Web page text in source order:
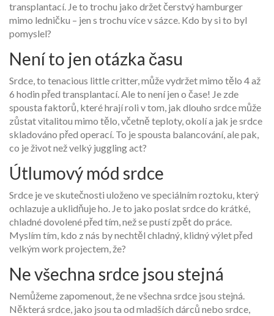
transplantací. Je to trochu jako držet čerstvý hamburger
mimo ledničku – jen s trochu více v sázce. Kdo by si to byl
pomyslel?
Není to jen otázka času
Srdce, to tenacious little critter, může vydržet mimo tělo 4 až
6 hodin před transplantací. Ale to není jen o čase! Je zde
spousta faktorů, které hrají roli v tom, jak dlouho srdce může
zůstat vitalitou mimo tělo, včetně teploty, okolí a jak je srdce
skladováno před operací. To je spousta balancování, ale pak,
co je život než velký juggling act?
Útlumový mód srdce
Srdce je ve skutečnosti uloženo ve speciálním roztoku, který
ochlazuje a uklidňuje ho. Je to jako poslat srdce do krátké,
chladné dovolené před tím, než se pustí zpět do práce.
Myslím tím, kdo z nás by nechtěl chladný, klidný výlet před
velkým work projectem, že?
Ne všechna srdce jsou stejná
Nemůžeme zapomenout, že ne všechna srdce jsou stejná.
Některá srdce, jako jsou ta od mladších dárců nebo srdce,